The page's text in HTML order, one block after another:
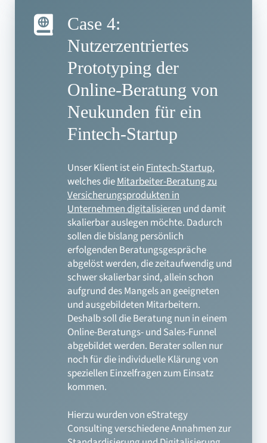
Case 4:
Nutzerzentriertes
Prototyping der
Online-Beratung von
Neukunden für ein
Fintech-Startup
Unser Klient ist einFintech-Startup,
welches dieMitarbeiter-Beratung zu
Versicherungsprodukten in
Unternehmen digitalisierenund damit
skalierbar auslegen möchte. Dadurch
sollen die bislang persönlich
erfolgenden Beratungsgespräche
abgelöst werden, die zeitaufwendig und
schwer skalierbar sind, allein schon
aufgrund des Mangels an geeigneten
und ausgebildeten Mitarbeitern.
Deshalb soll die Beratung nun in einem
Online-Beratungs- und Sales-Funnel
abgebildet werden. Berater sollen nur
noch für die individuelle Klärung von
speziellen Einzelfragen zum Einsatz
kommen.
Hierzu wurden von eStrategy
Consulting verschiedene Annahmen zur